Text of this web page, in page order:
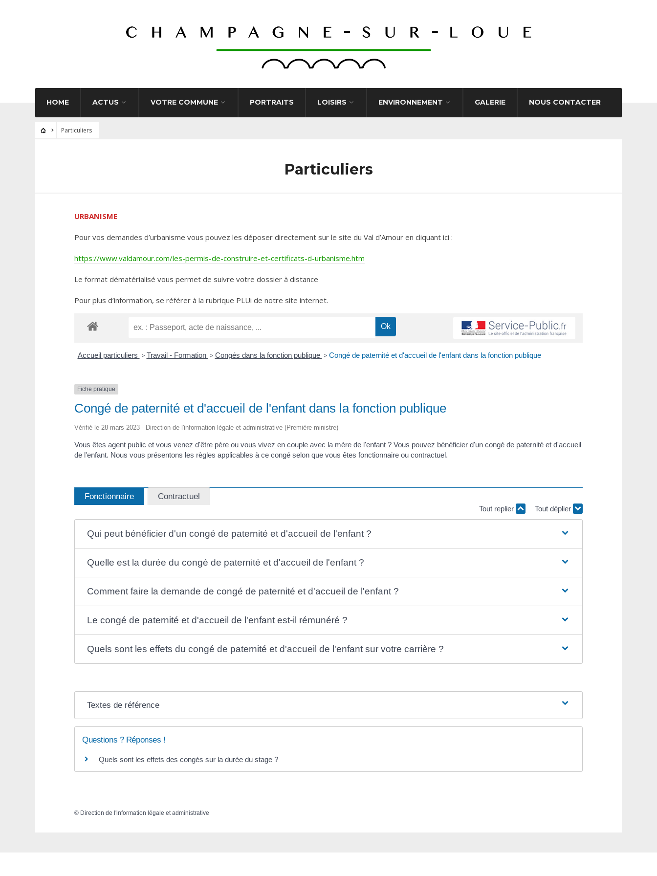
HOME ACTUS VOTRE COMMUNE PORTRAITS LOISIRS ENVIRONNEMENT GALERIE NOUS CONTACTER
Particuliers
Particuliers
URBANISME
Pour vos demandes d’urbanisme vous pouvez les déposer directement sur le site du Val d’Amour en cliquant ici :
https://www.valdamour.com/les-permis-de-construire-et-certificats-d-urbanisme.htm
Le format dématérialisé vous permet de suivre votre dossier à distance
Pour plus d’information, se référer à la rubrique PLUi de notre site internet.
Accueil particuliers > Travail - Formation > Congés dans la fonction publique > Congé de paternité et d'accueil de l'enfant dans la fonction publique
Fiche pratique
Congé de paternité et d'accueil de l'enfant dans la fonction publique
Vérifié le 28 mars 2023 - Direction de l'information légale et administrative (Première ministre)
Vous êtes agent public et vous venez d'être père ou vous vivez en couple avec la mère de l'enfant ? Vous pouvez bénéficier d'un congé de paternité et d'accueil
de l'enfant. Nous vous présentons les règles applicables à ce congé selon que vous êtes fonctionnaire ou contractuel.
Fonctionnaire Contractuel
Tout replier Tout déplier
Qui peut bénéficier d'un congé de paternité et d'accueil de l'enfant ?
Quelle est la durée du congé de paternité et d'accueil de l'enfant ?
Comment faire la demande de congé de paternité et d'accueil de l'enfant ?
Le congé de paternité et d'accueil de l'enfant est-il rémunéré ?
Quels sont les effets du congé de paternité et d'accueil de l'enfant sur votre carrière ?
Textes de référence
Questions ? Réponses !
Quels sont les effets des congés sur la durée du stage ?
© Direction de l'information légale et administrative